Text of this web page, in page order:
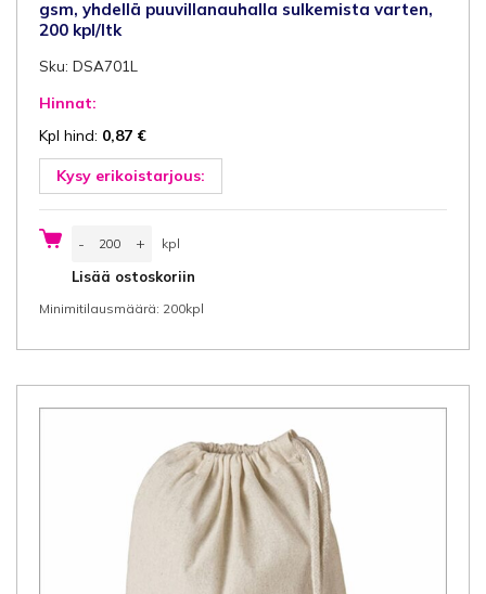
gsm, yhdellä puuvillanauhalla sulkemista varten,
200 kpl/ltk
Sku: DSA701L
Hinnat:
Kpl hind: 0,87 €
Kysy erikoistarjous:
-
30x45
(leveys
korkeus)
ecru
puuvilla
kpl
+ kpl
Lisää ostoskoriin
Minimitilausmäärä: 200kpl